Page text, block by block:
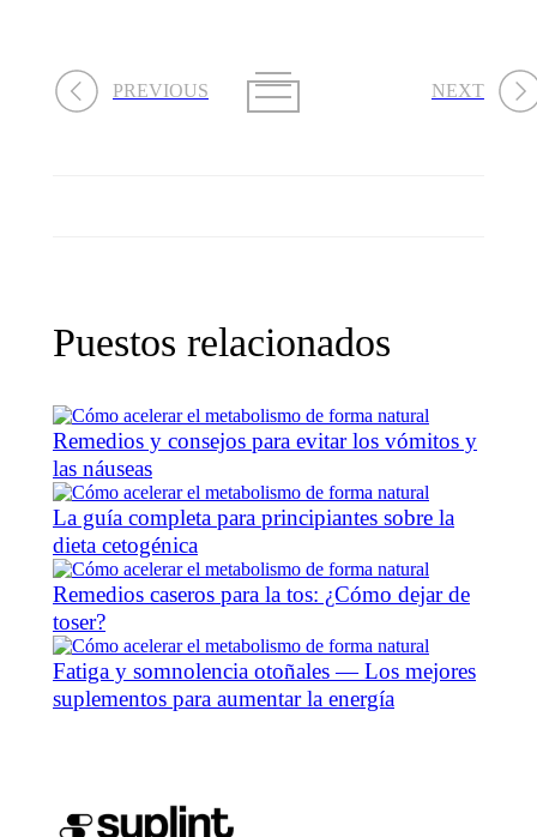
PREVIOUS NEXT
Puestos relacionados
Remedios y consejos para evitar los vómitos y
las náuseas
La guía completa para principiantes sobre la
dieta cetogénica
Remedios caseros para la tos: ¿Cómo dejar de
toser?
Fatiga y somnolencia otoñales — Los mejores
suplementos para aumentar la energía